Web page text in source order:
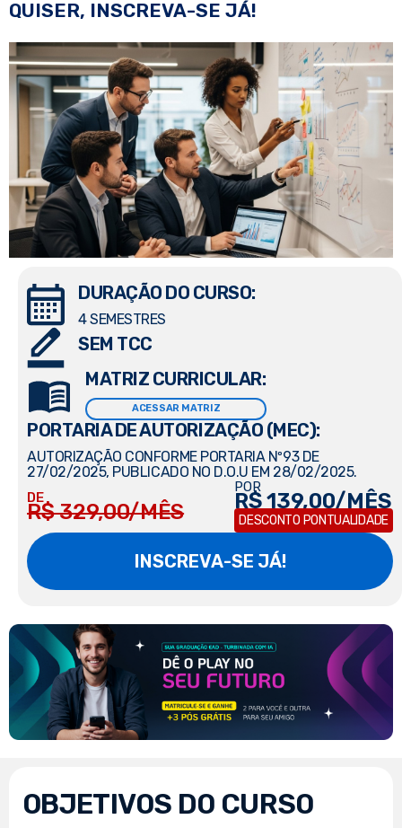
QUISER, INSCREVA-SE JÁ!
DURAÇÃO DO CURSO:
4 SEMESTRES
SEM TCC
MATRIZ CURRICULAR:
ACESSAR MATRIZ
PORTARIA DE AUTORIZAÇÃO (MEC):
AUTORIZAÇÃO CONFORME PORTARIA Nº93 DE
27/02/2025, PUBLICADO NO D.O.U EM 28/02/2025.
DE
R$ 329,00/MÊS
POR
R$ 139,00/MÊS
DESCONTO PONTUALIDADE
INSCREVA-SE JÁ!
OBJETIVOS DO CURSO